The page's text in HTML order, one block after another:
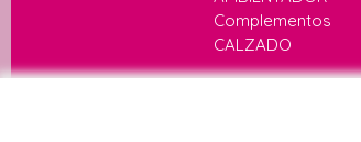
Complementos
CALZADO